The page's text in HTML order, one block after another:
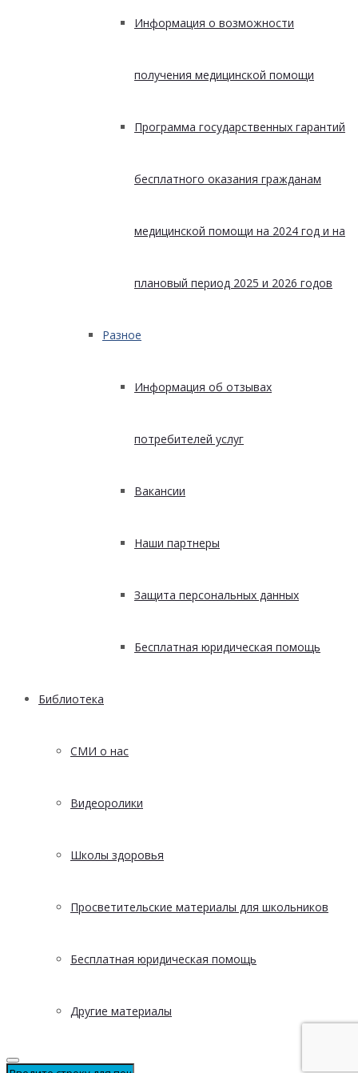
Информация о возможности
получения медицинской помощи
Программа государственных гарантий
бесплатного оказания гражданам
медицинской помощи на 2024 год и на
плановый период 2025 и 2026 годов
Разное
Информация об отзывах
потребителей услуг
Вакансии
Наши партнеры
Защита персональных данных
Бесплатная юридическая помощь
Библиотека
СМИ о нас
Видеоролики
Школы здоровья
Просветительские материалы для школьников
Бесплатная юридическая помощь
Другие материалы